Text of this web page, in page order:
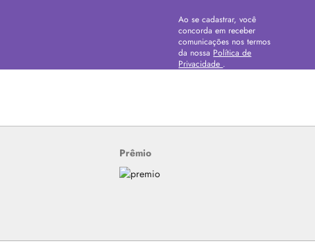
Ao se cadastrar, você
concorda em receber
comunicações nos termos
da nossa Política de
Privacidade .
Prêmio